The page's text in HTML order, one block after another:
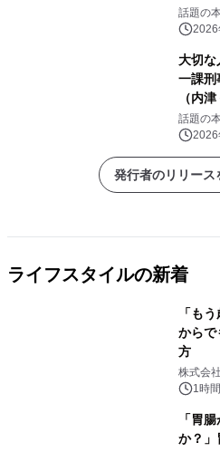
開！
話題の
2026
大切な
一課刑
話題の
2026
発行者のリリース
ライフスタイルの新着
「も
からで
方
株式会
1時
「胃
か？」